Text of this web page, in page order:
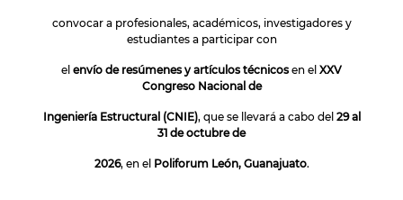
convocar a profesionales, académicos, investigadores y
estudiantes a participar con
el envío de resúmenes y artículos técnicosen el XXV
Congreso Nacional de
Ingeniería Estructural (CNIE), que se llevará a cabo del 29 al
31 de octubre de
2026, en el Poliforum León, Guanajuato.